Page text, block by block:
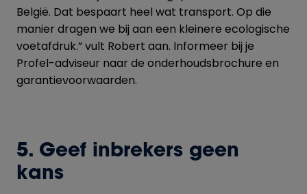
België. Dat bespaart heel wat transport. Op die
manier dragen we bij aan een kleinere ecologische
voetafdruk.” vult Robert aan. Informeer bij je
Profel-adviseur naar de onderhoudsbrochure en
garantievoorwaarden.
5. Geef inbrekers geen
kans